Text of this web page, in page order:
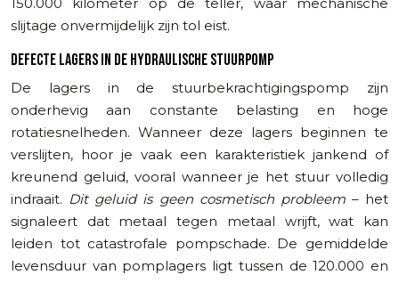
slijtage onvermijdelijk zijn tol eist.
DEFECTE LAGERS IN DE HYDRAULISCHE STUURPOMP
De lagers in de stuurbekrachtigingspomp zijn
onderhevig aan constante belasting en hoge
rotatiesnelheden. Wanneer deze lagers beginnen te
verslijten, hoor je vaak een karakteristiek jankend of
kreunend geluid, vooral wanneer je het stuur volledig
indraait. Dit geluid is geen cosmetisch probleem– het
signaleert dat metaal tegen metaal wrijft, wat kan
leiden tot catastrofale pompschade. De gemiddelde
levensduur van pomplagers ligt tussen de 120.000 en